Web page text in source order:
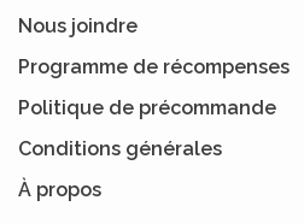
Nous joindre
Programme de récompenses
Politique de précommande
Conditions générales
À propos